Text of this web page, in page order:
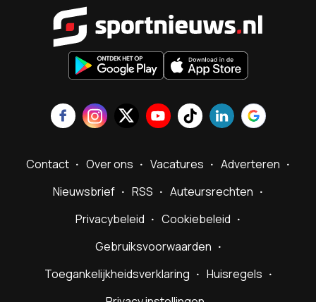
Contact Over ons Vacatures
Adverteren
Nieuwsbrief
RSS
Auteursrechten
Privacybeleid
Cookiebeleid
Gebruiksvoorwaarden
Toegankelijkheidsverklaring
Huisregels